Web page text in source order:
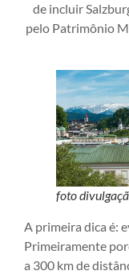
de incluir
pelo Patrimônio
foto
A primeira dica é:
Primeiramente
a 300 km de